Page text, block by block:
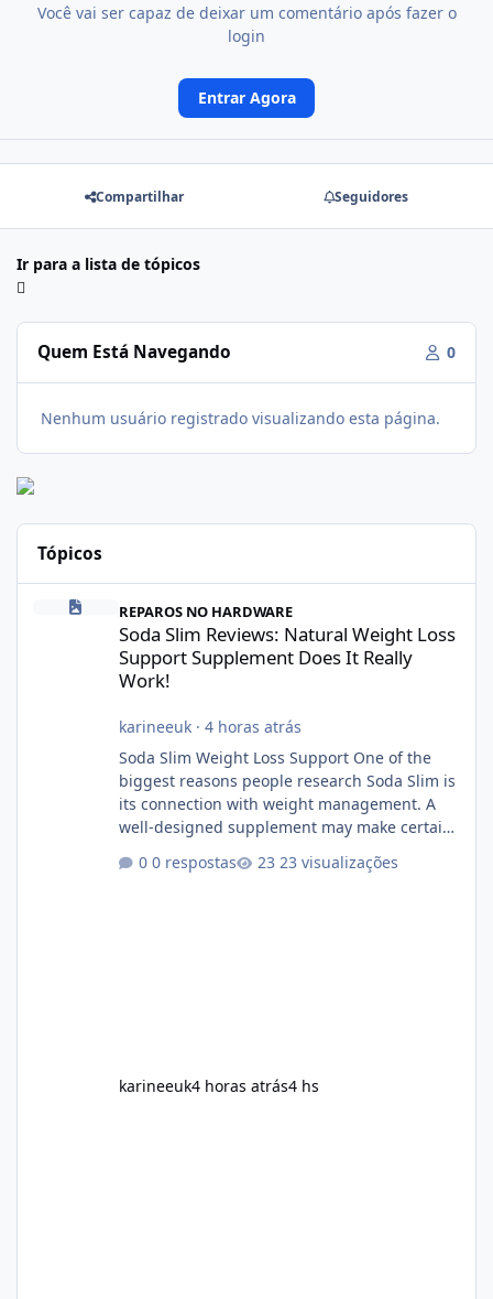
Você vai ser capaz de deixar um comentário após fazer o
login
Entrar Agora
Compartilhar Seguidores
Ir para a lista de tópicos
Quem Está Navegando 0
Nenhum usuário registrado visualizando esta página.
Tópicos
Soda Slim Reviews: Natural Weight Loss Support Supplement
REPAROS NO HARDWARE
Soda Slim Reviews: Natural Weight Loss
Support Supplement Does It Really
Work!
karineeuk· 4 horas atrás
Soda Slim Weight Loss Support One of the
biggest reasons people research Soda Slim is
its connection with weight management. A
well-designed supplement may make certain
maintain, depending on its ingredients and
0 respostas 23 visualizações
karineeuk4 horas atrás4 hs